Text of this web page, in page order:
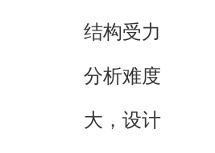
结构受力
分析难度
大，设计